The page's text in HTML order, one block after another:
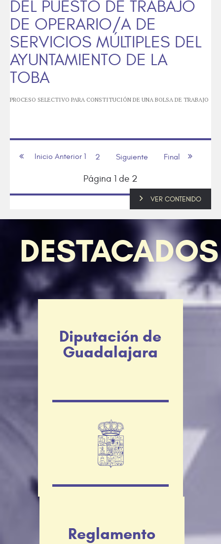
VER CONTENIDO
VER CONTENIDO
VER CONTENIDO
VER CONTENIDO
VER CONTENIDO
DEL PUESTO DE TRABAJO
DE OPERARIO/A DE
SERVICIOS MÚLTIPLES DEL
AYUNTAMIENTO DE LA
TOBA
PROCESO SELECTIVO PARA CONSTITUCIÓN DE UNA BOLSA DE TRABAJO
VER CONTENIDO
Inicio Anterior 1 2 Siguiente Final
Página 1 de 2
DESTACADOS
Diputación de
Guadalajara
Reglamento